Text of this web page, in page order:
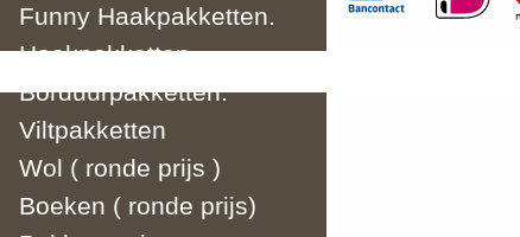
Funny Haakpakketten.
Haakpakketten
Borduurpakketten.
Viltpakketten
Wol ( ronde prijs )
Boeken ( ronde prijs)